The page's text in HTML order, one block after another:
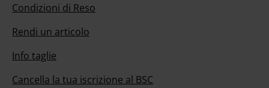
Condizioni di Reso
Rendi un articolo
Info taglie
Cancella la tua iscrizione al BSC